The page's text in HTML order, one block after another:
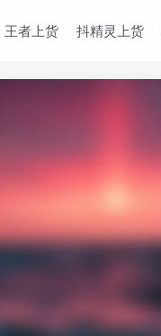
王者上货 抖精灵上货